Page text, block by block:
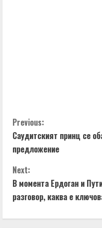
i
n
g
C
o
n
t
i
Previous:
Саудитският принц се
предложение
Next:
В момента Ердоган и
разговор, каква е